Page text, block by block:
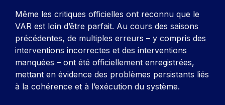
Même les critiques officielles ont reconnu que le
VAR est loin d’être parfait. Au cours des saisons
précédentes, de multiples erreurs – y compris des
interventions incorrectes et des interventions
manquées – ont été officiellement enregistrées,
mettant en évidence des problèmes persistants liés
à la cohérence et à l’exécution du système.